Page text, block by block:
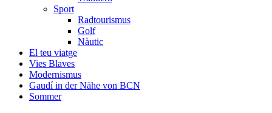
Sport
Radtourismus
Golf
Nàutic
El teu viatge
Vies Blaves
Modernismus
Gaudí in der Nähe von BCN
Sommer